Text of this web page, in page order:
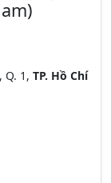
Q. 1, TP. Hồ Chí